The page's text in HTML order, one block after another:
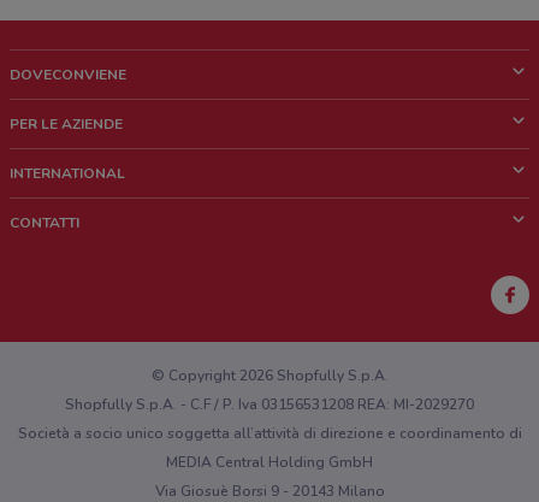
DOVECONVIENE
Chi siamo
Lavora con noi
PER LE AZIENDE
Richieste commerciali e marketing
INTERNATIONAL
CONTATTI
Hai un malfunzionamento sul web o sull'app?
© Copyright 2026 Shopfully S.p.A.
Shopfully S.p.A. - C.F / P. Iva 03156531208 REA: MI-2029270
Società a socio unico soggetta all’attività di direzione e coordinamento di
MEDIA Central Holding GmbH
Via Giosuè Borsi 9 - 20143 Milano